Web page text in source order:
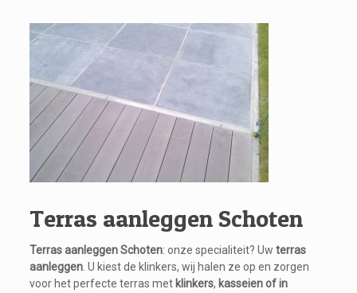
Terras aanleggen Schoten
Terras aanleggen Schoten: onze specialiteit? Uw terras
aanleggen. U kiest de klinkers, wij halen ze op en zorgen
voor het perfecte terras met klinkers, kasseienof in